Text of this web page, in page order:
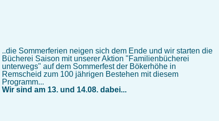
..die Sommerferien neigen sich dem Ende und wir starten die
Bücherei Saison mit unserer Aktion "Familienbücherei
unterwegs" auf dem Sommerfest der Bökerhöhe in
Remscheid zum 100 jährigen Bestehen mit diesem
Programm...
Wir sind am 13. und 14.08. dabei...